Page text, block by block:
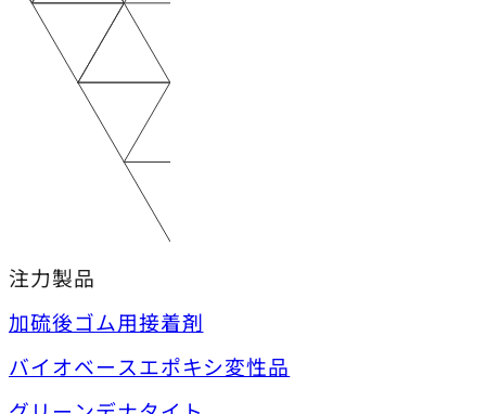
注力製品
加硫後ゴム用接着剤
バイオベースエポキシ変性品